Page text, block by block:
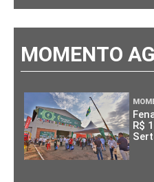
MOMENTO
R$